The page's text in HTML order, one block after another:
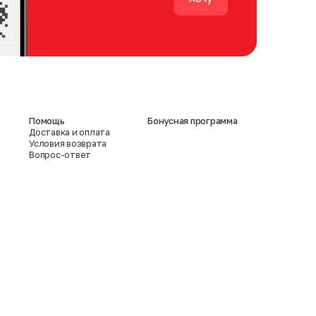
Помощь
Доставка и оплата
Условия возврата
Вопрос-ответ
Бонусная программа